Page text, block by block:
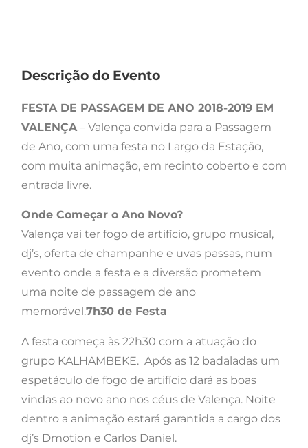
Descrição do Evento
FESTA DE PASSAGEM DE ANO 2018-2019 EM
VALENÇA– Valença convida para a Passagem
de Ano, com uma festa no Largo da Estação,
com muita animação, em recinto coberto e com
entrada livre.
Onde Começar o Ano Novo?
Valença vai ter fogo de artifício, grupo musical,
dj’s, oferta de champanhe e uvas passas, num
evento onde a festa e a diversão prometem
uma noite de passagem de ano
memorável.7h30 de Festa
A festa começa às 22h30 com a atuação do
grupo KALHAMBEKE. Após as 12 badaladas um
espetáculo de fogo de artifício dará as boas
vindas ao novo ano nos céus de Valença. Noite
dentro a animação estará garantida a cargo dos
dj’s Dmotion e Carlos Daniel.